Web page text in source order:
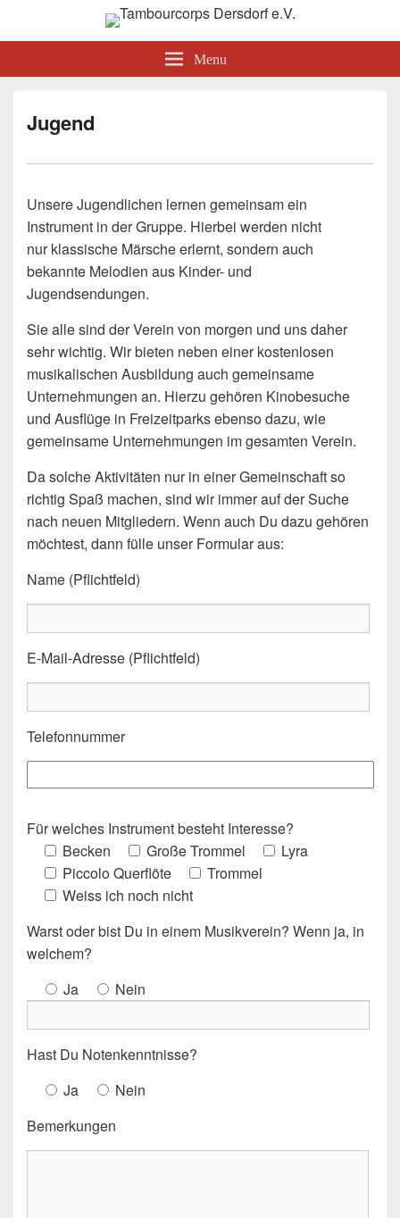
Tambourcorps Dersdorf e.V.
Menu
Jugend
Unsere Jugendlichen lernen gemeinsam ein
Instrument in der Gruppe. Hierbei werden nicht
nur klassische Märsche erlernt, sondern auch
bekannte Melodien aus Kinder- und
Jugendsendungen.
Sie alle sind der Verein von morgen und uns daher
sehr wichtig. Wir bieten neben einer kostenlosen
musikalischen Ausbildung auch gemeinsame
Unternehmungen an. Hierzu gehören Kinobesuche
und Ausflüge in Freizeitparks ebenso dazu, wie
gemeinsame Unternehmungen im gesamten Verein.
Da solche Aktivitäten nur in einer Gemeinschaft so
richtig Spaß machen, sind wir immer auf der Suche
nach neuen Mitgliedern. Wenn auch Du dazu gehören
möchtest, dann fülle unser Formular aus:
Name (Pflichtfeld)
E-Mail-Adresse (Pflichtfeld)
Telefonnummer
i
l
a
i
e
s
Für welches Instrument besteht Interesse?
Becken
Große Trommel
Lyra
Piccolo Querflöte
Trommel
Weiss ich noch nicht
Warst oder bist Du in einem Musikverein? Wenn ja, in
welchem?
Ja
Nein
Hast Du Notenkenntnisse?
Ja
Nein
Bemerkungen